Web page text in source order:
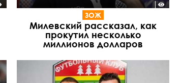
ЗОЖ
Милевский рассказал, как
прокутил несколько
миллионов долларов